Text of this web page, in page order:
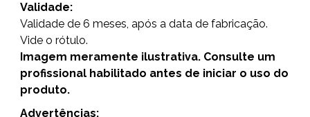
Validade:
Validade de 6 meses, após a data de fabricação.
Vide o rótulo.
Imagem meramente ilustrativa. Consulte um
profissional habilitado antes de iniciar o uso do
produto.
Advertências: